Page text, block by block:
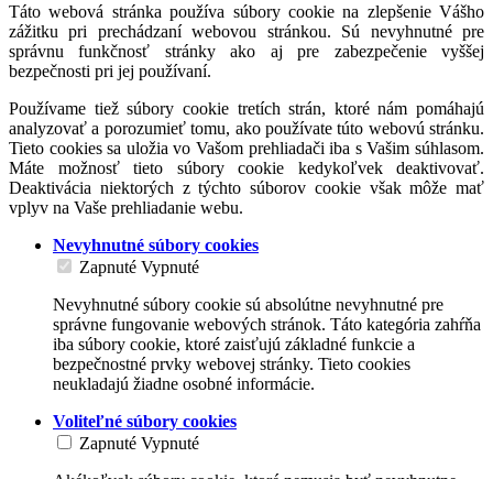
Táto webová stránka používa súbory cookie na zlepšenie Vášho
zážitku pri prechádzaní webovou stránkou. Sú nevyhnutné pre
správnu funkčnosť stránky ako aj pre zabezpečenie vyššej
bezpečnosti pri jej používaní.
Používame tiež súbory cookie tretích strán, ktoré nám pomáhajú
analyzovať a porozumieť tomu, ako používate túto webovú stránku.
Tieto cookies sa uložia vo Vašom prehliadači iba s Vašim súhlasom.
Máte možnosť tieto súbory cookie kedykoľvek deaktivovať.
Deaktivácia niektorých z týchto súborov cookie však môže mať
vplyv na Vaše prehliadanie webu.
Nevyhnutné súbory cookies
Zapnuté Vypnuté
Nevyhnutné súbory cookie sú absolútne nevyhnutné pre
správne fungovanie webových stránok. Táto kategória zahŕňa
iba súbory cookie, ktoré zaisťujú základné funkcie a
bezpečnostné prvky webovej stránky. Tieto cookies
neukladajú žiadne osobné informácie.
Voliteľné súbory cookies
Zapnuté Vypnuté